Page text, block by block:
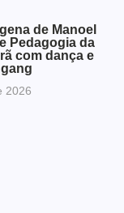
de Manoel
Pedagogia da
com dança e
2026